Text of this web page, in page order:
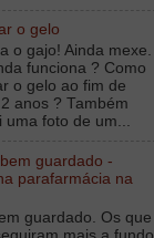
o gelo
gajo! Ainda mexe.
funciona ? Como
o gelo ao fim de
anos ? Também
foto de um...
guardado -
parafarmácia na
guardado. Os que